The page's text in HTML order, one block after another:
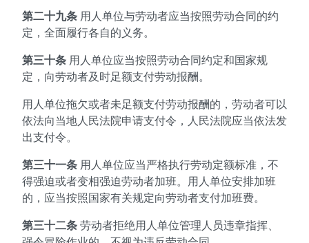
第二十九条 用人单位与劳动者应当按照劳动合同的约
定，全面履行各自的义务。
第三十条 用人单位应当按照劳动合同约定和国家规
定，向劳动者及时足额支付劳动报酬。
用人单位拖欠或者未足额支付劳动报酬的，劳动者可以
依法向当地人民法院申请支付令，人民法院应当依法发
出支付令。
第三十一条 用人单位应当严格执行劳动定额标准，不
得强迫或者变相强迫劳动者加班。用人单位安排加班
的，应当按照国家有关规定向劳动者支付加班费。
第三十二条 劳动者拒绝用人单位管理人员违章指挥、